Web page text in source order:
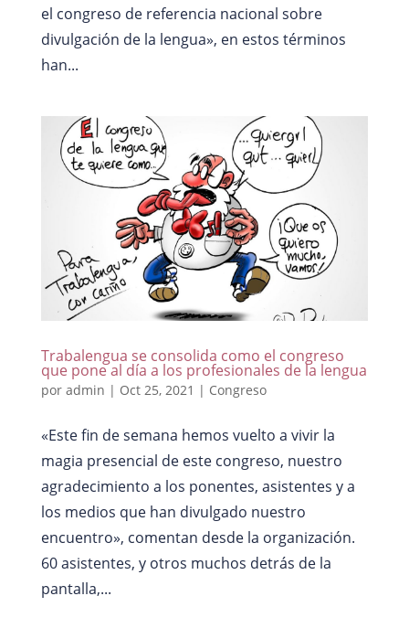
el congreso de referencia nacional sobre
divulgación de la lengua», en estos términos
han...
Trabalengua se consolida como el congreso
que pone al día a los profesionales de la lengua
por admin | Oct 25, 2021 | Congreso
«Este fin de semana hemos vuelto a vivir la
magia presencial de este congreso, nuestro
agradecimiento a los ponentes, asistentes y a
los medios que han divulgado nuestro
encuentro», comentan desde la organización.
60 asistentes, y otros muchos detrás de la
pantalla,...